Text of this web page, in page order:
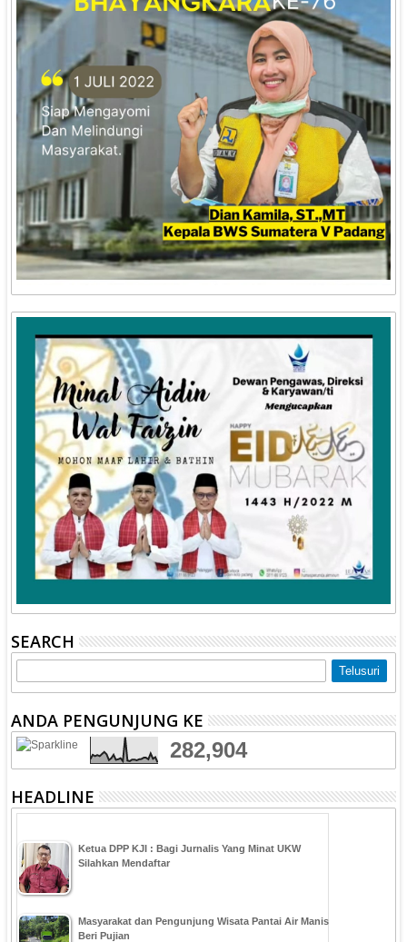
SEARCH
ANDA PENGUNJUNG KE
282,904
HEADLINE
Ketua DPP KJI : Bagi Jurnalis Yang Minat UKW
Silahkan Mendaftar
Masyarakat dan Pengunjung Wisata Pantai Air Manis
Beri Pujian